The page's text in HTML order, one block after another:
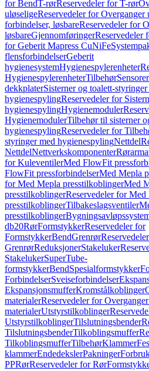
for BendT-rørReservedeler for T-rør
uløseligeReservedeler for Overganger
forbindelser, løsbareReservedeler for
løsbareGjennomføringerReservedeler
for Geberit Mapress CuNiFe
flensforbindelserGeberit
hygienesystemHygienespylerenheter
HygienespylerenheterTilbehørSensorer
dekkplaterSisterner og toalett-styringer
hygienespylingReservedeler for
hygienespylingHygienemoduler
HygienemodulerTilbehør til sisterner
hygienespylingReservedeler for
styringer med hygienespylingNettdel
NettdelNettverkskomponenter
for KuleventilerMed FlowFit
FlowFit pressforbindelserMed Mepla
for Med Mepla presstilkoblingerMed
presstilkoblingerReservedeler for Med
presstilkoblingerTilbakeslagsventiler
presstilkoblinger
db20RørFormstykkerReservedeler for
FormstykkerBendGrenrør
GrenrørReduksjonerStakeluker
StakelukerSuperTube-
formstykkerBendSpesialformstykker
ForbindelserSveiseforbindelser
EkspansjonsmufferKromstålkoblinger
materialerReservedeler for
materialerUtstyrstilkoblinger
UtstyrstilkoblingerTilslutningsbender
TilslutningsbenderTilkoblingsmuffer
TilkoblingsmufferTilbehørKlammer
klammerEndedekslerPakninger
PPRørReservedeler for Rør